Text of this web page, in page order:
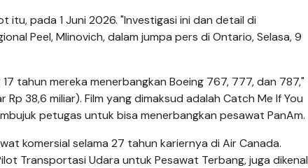
itu, pada 1 Juni 2026. "Investigasi ini dan detail di
Peel, Mlinovich, dalam jumpa pers di Ontario, Selasa, 9
tahun mereka menerbangkan Boeing 767, 777, dan 787,"
38,6 miliar). Film yang dimaksud adalah Catch Me If You
petugas untuk bisa menerbangkan pesawat PanAm.
komersial selama 27 tahun kariernya di Air Canada.
Transportasi Udara untuk Pesawat Terbang, juga dikenal